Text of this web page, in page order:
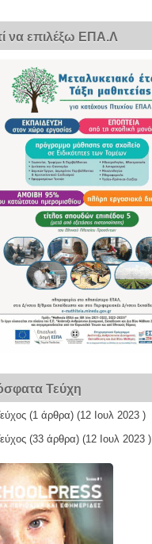
να επιλέξω ΕΠΑ.Λ
Τεύχη
(1 άρθρα) (12 Ιουλ 2023 )
(33 άρθρα) (12 Ιουλ 2023 )